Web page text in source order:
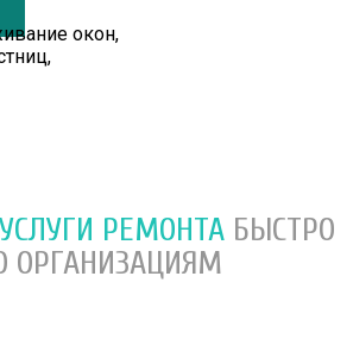
РЕМОНТА БЫСТРО
ОРГАНИЗАЦИЯМ